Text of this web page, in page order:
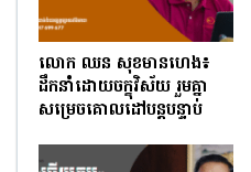
លោក ឈន សុខមានហេង៖
ដឹកនាំដោយចក្ខុវិស័យ រួមគ្នា
សម្រេចគោលដៅបន្តបន្ទាប់